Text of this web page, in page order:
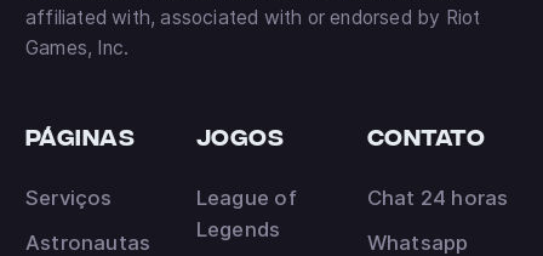
affiliated with, associated with or endorsed by Riot
Games, Inc.
páginas
Serviços
Astronautas
Jogos
League of
Legends
Contato
Chat 24 horas
Whatsapp